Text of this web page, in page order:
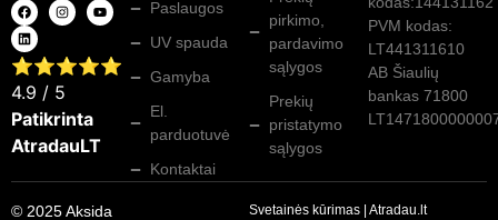
⭐⭐⭐⭐⭐
4.9 / 5
Patikrinta
AtradauLT
Paslaugos
UV spauda
Gamyba
El.
parduotuvė
Kontaktai
pirkimo,
pardavimo
sąlygos
Prekių
pristatymo
sąlygos
PVM kodas:
LT441311610
AB Šiaulių
bankas 71800
© 2025 Aksida Svetainės kūrimas Atradau.lt